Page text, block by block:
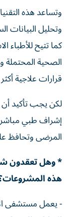
وتساعد هذه
وتحليل البيانات
كما تتيح للأطباء
الصحية المحتملة
قرارات علاجية
لكن يجب تأكيد
إشراف طبي
المرضى وتحافظ
* وهل تعقدون
هذه
- يعمل مستشفى